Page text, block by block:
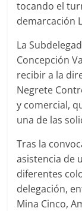
tocando el
demarcación
La
Concepción
recibir a la
Negrete
y comercial,
una de las
Tras la
asistencia de
diferentes
delegación,
Mina Cinco,